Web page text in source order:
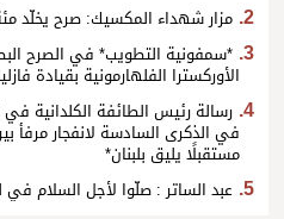
مزار شهداء المكسيك: صرح يخلّد
*سمفونية التطويب* في الصرح
الأوركسترا الفلهارمونية بقيادة
رسالة رئيس الطائفة الكلدانية
في الذكرى السادسة لانفجار مرفأ
مستقبلًا يليق بلبنان*
عبد الساتر : صلّوا لأجل السلام